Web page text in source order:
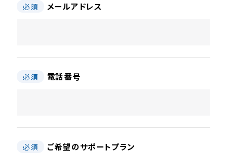
必須 メールアドレス
必須 電話番号
必須 ご希望のサポートプラン